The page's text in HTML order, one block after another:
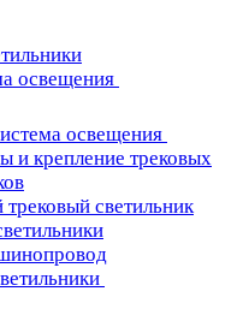
освещения
освещения
и крепление трековых
светильник